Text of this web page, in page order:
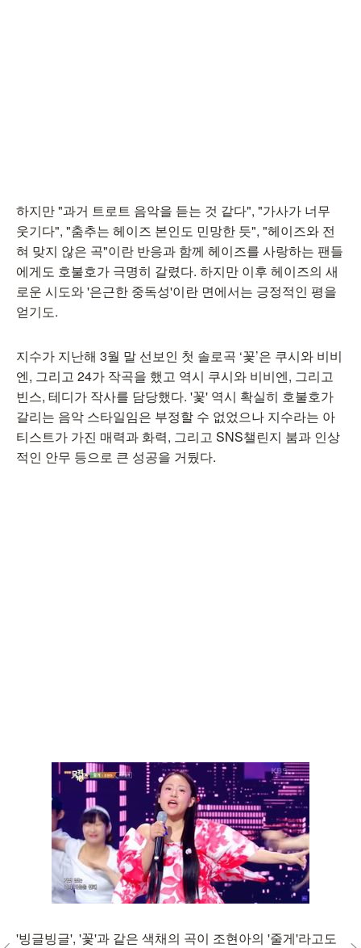
하지만 "과거 트로트 음악을 듣는 것 같다", "가사가 너무
웃기다", "춤추는 헤이즈 본인도 민망한 듯", "헤이즈와 전
혀 맞지 않은 곡"이란 반응과 함께 헤이즈를 사랑하는 팬들
에게도 호불호가 극명히 갈렸다. 하지만 이후 헤이즈의 새
로운 시도와 '은근한 중독성'이란 면에서는 긍정적인 평을
얻기도.
지수가 지난해 3월 말 선보인 첫 솔로곡 ‘꽃’은 쿠시와 비비
엔, 그리고 24가 작곡을 했고 역시 쿠시와 비비엔, 그리고
빈스, 테디가 작사를 담당했다. '꽃' 역시 확실히 호불호가
갈리는 음악 스타일임은 부정할 수 없었으나 지수라는 아
티스트가 가진 매력과 화력, 그리고 SNS챌린지 붐과 인상
적인 안무 등으로 큰 성공을 거뒀다.
'빙글빙글', '꽃'과 같은 색채의 곡이 조현아의 '줄게'라고도